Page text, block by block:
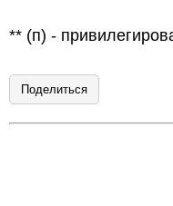
** (п) -
Поделиться